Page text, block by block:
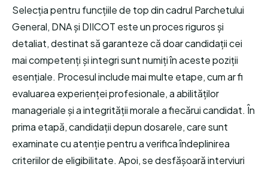
Selecția pentru funcțiile de top din cadrul Parchetului
General, DNA și DIICOT este un proces riguros și
detaliat, destinat să garanteze că doar candidații cei
mai competenți și integri sunt numiți în aceste poziții
esențiale. Procesul include mai multe etape, cum ar fi
evaluarea experienței profesionale, a abilităților
manageriale și a integrității morale a fiecărui candidat. În
prima etapă, candidații depun dosarele, care sunt
examinate cu atenție pentru a verifica îndeplinirea
criteriilor de eligibilitate. Apoi, se desfășoară interviuri